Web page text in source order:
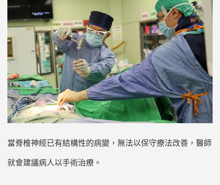
當脊椎神經已有結構性的病變，無法以保守療法改善，醫師
就會建議病人以手術治療。